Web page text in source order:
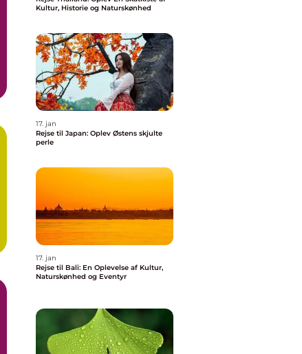
Kultur, Historie og Naturskønhed
17. jan
Rejse til Japan: Oplev Østens skjulte
perle
17. jan
Rejse til Bali: En Oplevelse af Kultur,
Naturskønhed og Eventyr